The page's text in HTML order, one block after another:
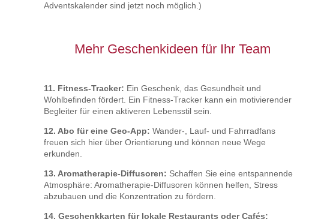
Adventskalender sind jetzt noch möglich.)
Mehr Geschenkideen für Ihr Team
11. Fitness-Tracker: Ein Geschenk, das Gesundheit und
Wohlbefinden fördert. Ein Fitness-Tracker kann ein motivierender
Begleiter für einen aktiveren Lebensstil sein.
12. Abo für eine Geo-App: Wander-, Lauf- und Fahrradfans
freuen sich hier über Orientierung und können neue Wege
erkunden.
13. Aromatherapie-Diffusoren: Schaffen Sie eine entspannende
Atmosphäre: Aromatherapie-Diffusoren können helfen, Stress
abzubauen und die Konzentration zu fördern.
14. Geschenkkarten für lokale Restaurants oder Cafés: